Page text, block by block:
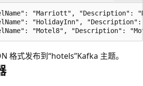
"Marriott", "Description":
"HolidayInn",
格式发布到“hotels”Kafka 主题。